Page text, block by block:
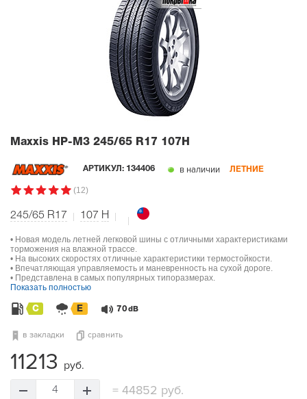
Maxxis HP-M3 245/65 R17 107H
АРТИКУЛ: 134406 в наличии ЛЕТНИЕ
(12)
245/65 R17 107 H
• Новая модель летней легковой шины с отличными характеристиками
торможения на влажной трассе.
• На высоких скоростях отличные характеристики термостойкости.
• Впечатляющая управляемость и маневренность на сухой дороге.
• Представлена в самых популярных типоразмерах.
Показать полностью
C E 70 dB
в закладки сравнить
11213 руб.
4 =44852 руб.